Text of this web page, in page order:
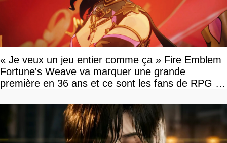
« Je veux un jeu entier comme ça » Fire Emblem
Fortune's Weave va marquer une grande
première en 36 ans et ce sont les fans de RPG en